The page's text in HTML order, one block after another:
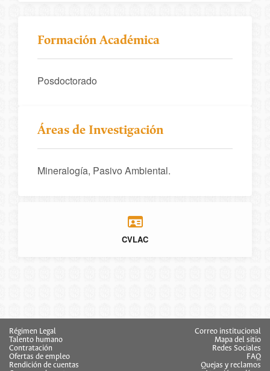
Formación Académica
Posdoctorado
Áreas de Investigación
Mineralogía, Pasivo Ambiental.
CVLAC
Régimen Legal
Talento humano
Contratación
Ofertas de empleo
Rendición de cuentas
Correo institucional
Mapa del sitio
Redes Sociales
FAQ
Quejas y reclamos